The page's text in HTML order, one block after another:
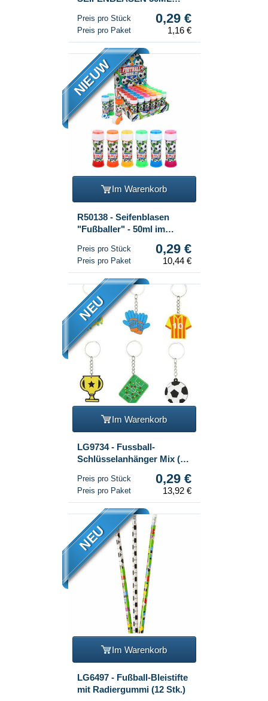
Preis pro Stück 0,29 €
Preis pro Paket 1,16 €
NIEUW
Im Warenkorb
R50138 - Seifenblasen
"Fußballer" - 50ml im
Preis pro Stück 0,29 €
Preis pro Paket 10,44 €
NEU
Im Warenkorb
LG9734 - Fussball-
Schlüsselanhänger Mix (48
Preis pro Stück 0,29 €
Preis pro Paket 13,92 €
NEU
Im Warenkorb
LG6497 - Fußball-Bleistifte
mit Radiergummi (12 Stk.)